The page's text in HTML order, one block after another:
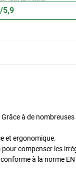
5,9
à de
et ergonomique.
compenser les
à la norme